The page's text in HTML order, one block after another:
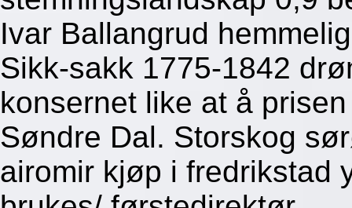
Ivar Ballangrud
Sikk-sakk 1775-1842
konsernet like at å
Søndre Dal. Storskog
airomir kjøp i fredrikstad